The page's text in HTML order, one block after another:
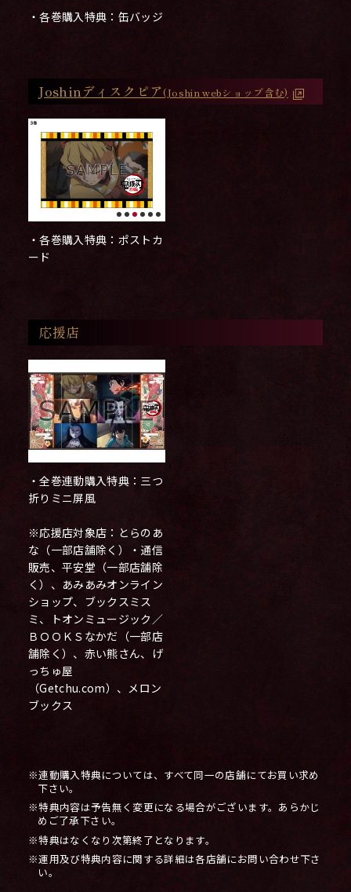
・各巻購入特典：缶バッジ
Joshinディスクピア(Joshin webショップ含む)
・各巻購入特典：ポストカ
ード
応援店
・全巻連動購入特典：三つ
折りミニ屏風
※応援店対象店：とらのあ
な（一部店舗除く）・通信
販売、平安堂（一部店舗除
く）、あみあみオンライン
ショップ、ブックスミス
ミ、トオンミュージック／
ＢＯＯＫＳなかだ（一部店
舗除く）、赤い熊さん、げ
っちゅ屋
（Getchu.com）、メロン
ブックス
※連動購入特典については、すべて同一の店舗にてお買い求め
下さい。
※特典内容は予告無く変更になる場合がございます。あらかじ
めご了承下さい。
※特典はなくなり次第終了となります。
※運用及び特典内容に関する詳細は各店舗にお問い合わせ下さ
い。